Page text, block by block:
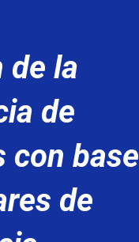
de la
de
con base
de